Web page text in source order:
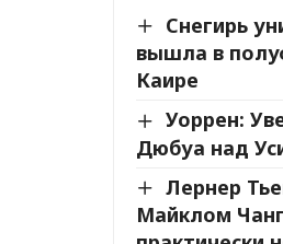
Снегирь
вышла в
Каире
Уоррен:
Дюбуа над
Лернер
Майклом